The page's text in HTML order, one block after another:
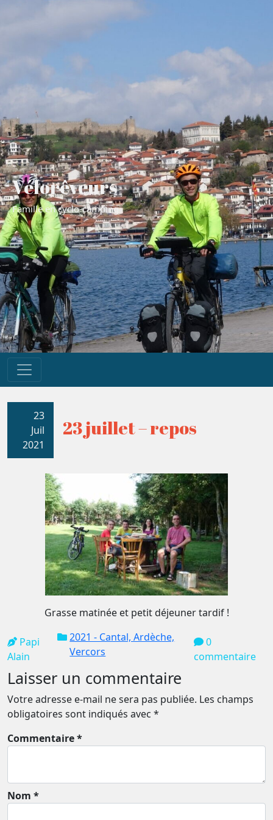
Vélorêveurs
Famille en cyclo-camping
23
Juil
2021
23 juillet – repos
Grasse matinée et petit déjeuner tardif !
Papi
Alain
2021 - Cantal, Ardèche,
Vercors
0
commentaire
Laisser un commentaire
Votre adresse e-mail ne sera pas publiée. Les champs
obligatoires sont indiqués avec *
Commentaire *
Nom *